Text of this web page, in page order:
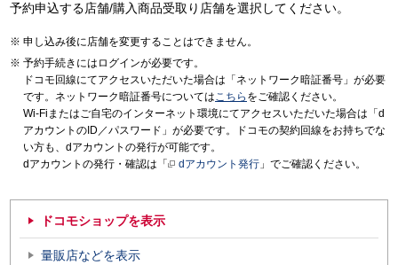
予約申込する店舗/購入商品受取り店舗を選択してください。
申し込み後に店舗を変更することはできません。
予約手続きにはログインが必要です。
ドコモ回線にてアクセスいただいた場合は「ネットワーク暗証番号」が必要
です。ネットワーク暗証番号についてはこちら をご確認ください。
Wi-Fiまたはご自宅のインターネット環境にてアクセスいただいた場合は「d
アカウントのID／パスワード」が必要です。ドコモの契約回線をお持ちでな
い方も、dアカウントの発行が可能です。
dアカウントの発行・確認は「
dアカウント発行 」でご確認ください。
ドコモショップを表示
量販店などを表示